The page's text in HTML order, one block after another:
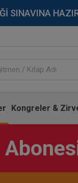
SINAVINA
Kongreler &